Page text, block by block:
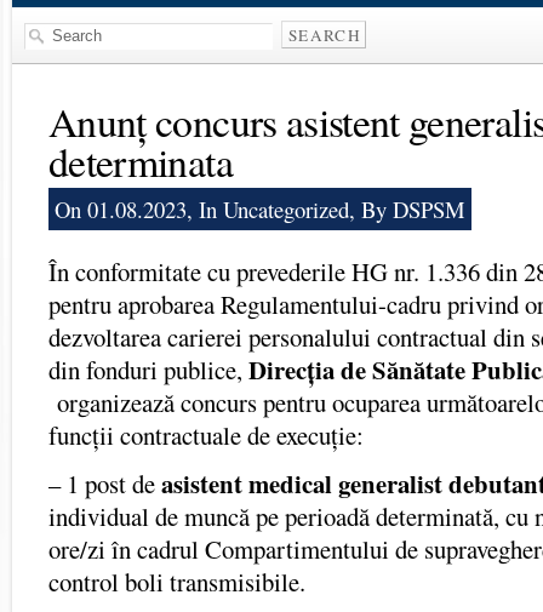
Anunț concurs asistent
determinata
On 01.08.2023, In Uncategorized, By DSPSM
În conformitate cu prevederile HG nr. 1.336 din
pentru aprobarea Regulamentului-cadru privind
dezvoltarea carierei personalului contractual din
din fonduri publice, Direcția de Sănătate
organizează concurs pentru ocuparea
funcții contractuale de execuție:
– 1 post deasistent medical generalist
individual de muncă pe perioadă determinată, cu
ore/zi în cadrul Compartimentului de
control boli transmisibile.